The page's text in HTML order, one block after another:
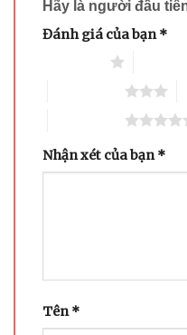
Hãy là người đầu
Đánh giá của bạn*
Nhận xét của bạn*
Tên*